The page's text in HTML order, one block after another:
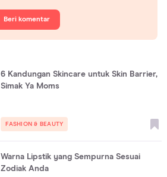
Beri komentar
6 Kandungan Skincare untuk Skin Barrier,
Simak Ya Moms
FASHION & BEAUTY
Warna Lipstik yang Sempurna Sesuai
Zodiak Anda